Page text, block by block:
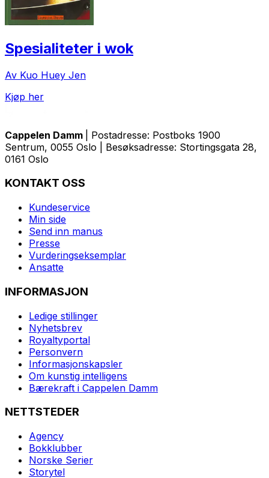
Spesialiteter i wok
Av Kuo Huey Jen
Kjøp her
Cappelen Damm
| Postadresse: Postboks 1900
Sentrum, 0055 Oslo | Besøksadresse: Stortingsgata 28,
0161 Oslo
KONTAKT OSS
Kundeservice
Min side
Send inn manus
Presse
Vurderingseksemplar
Ansatte
INFORMASJON
Ledige stillinger
Nyhetsbrev
Royaltyportal
Personvern
Informasjonskapsler
Om kunstig intelligens
Bærekraft i Cappelen Damm
NETTSTEDER
Agency
Bokklubber
Norske Serier
Storytel